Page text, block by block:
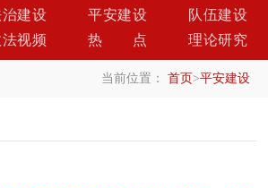
建设 平安建设
队伍建设
视频 热点 理论研究
当前位置： 首页>平安建设